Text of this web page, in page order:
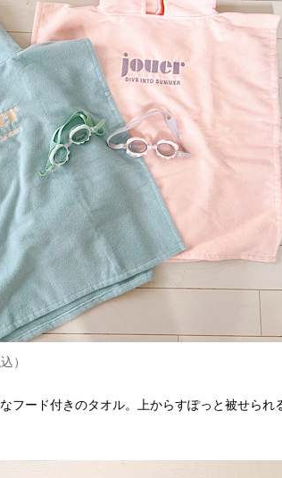
）
フード付きのタオル。上からすぽっと被せられ